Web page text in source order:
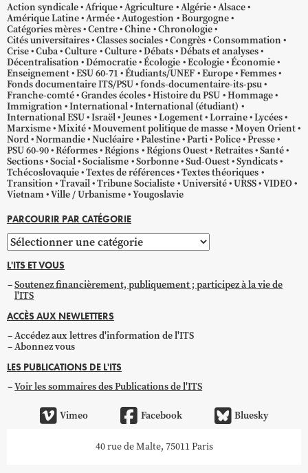
Action syndicale Afrique Agriculture Algérie Alsace
Amérique Latine Armée Autogestion
Bourgogne
Catégories mères Centre Chine Chronologie
Cités universitaires Classes sociales Congrès Consommation
Crise Cuba Culture Culture Débats Débats et analyses
Décentralisation Démocratie Écologie Ecologie Économie
Enseignement ESU 60-71 Étudiants/UNEF Europe Femmes
Fonds documentaire ITS/PSU fonds-documentaire-its-psu
Franche-comté Grandes écoles Histoire du PSU Hommage
Immigration International International (étudiant)
International ESU Israël Jeunes Logement Lorraine Lycées
Marxisme Mixité Mouvement politique de masse Moyen Orient
Nord Normandie Nucléaire Palestine Parti Police Presse
PSU 60-90 Réformes Régions Régions Ouest Retraites Santé
Sections Social Socialisme Sorbonne Sud-Ouest Syndicats
Tchécoslovaquie Textes de références Textes théoriques
Transition Travail Tribune Socialiste Université URSS VIDEO
Vietnam Ville / Urbanisme Yougoslavie
PARCOURIR PAR CATÉGORIE
Parcourir
par
catégorie
L'ITS ET VOUS
Soutenez financièrement, publiquement ; participez à la vie de
l'ITS
ACCÈS AUX NEWLETTERS
Accédez aux lettres d'information de l'ITS
Abonnez vous
LES PUBLICATIONS DE L'ITS
Voir les sommaires des Publications de l'ITS
Vimeo Facebook Bluesky
40 rue de Malte, 75011 Paris